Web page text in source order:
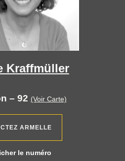
Kraffmüller
– 92 (Voir Carte)
ARMELLE
le numéro